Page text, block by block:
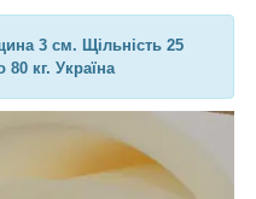
3 см. Щільність 25
кг. Україна